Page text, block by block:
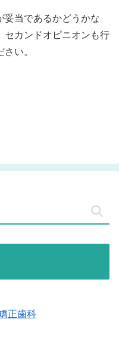
妥当であるかどうかな
セカンドオピニオンも行
い。
正歯科